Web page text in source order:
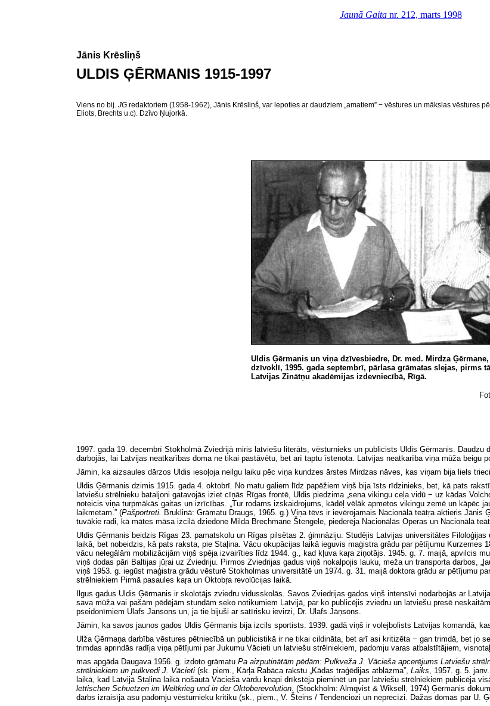
Jaunā Gaitanr. 212, marts 1998
Jānis Krēsliņš
ULDIS ĢĒRMANIS 1915-1997
Viens no bij. JG redaktoriem (1958-1962), Jānis Krēsliņš, var lepoties ar daudziem „amatiem” − vēstures un mākslas vēstures
Eliots, Brechts u.c). Dzīvo Ņujorkā.
Uldis Ģērmanis un viņa dzīvesbiedre, Dr. med. Mirdza
dzīvoklī, 1995. gada septembrī, pārlasa grāmatas slejas, pirms
Latvijas Zinātņu akadēmijas izdevniecībā, Rīgā.
1997. gada 19. decembrī Stokholmā Zviedrijā miris latviešu literāts, vēsturnieks un publicists Uldis Ģērmanis.
darbojās, lai Latvijas neatkarības doma ne tikai pastāvētu, bet arī taptu īstenota. Latvijas neatkarība viņa mūža beigu
Jāmin, ka aizsaules dārzos Uldis iesoļoja neilgu laiku pēc viņa kundzes ārstes Mirdzas nāves, kas viņam bija liels
Uldis Ģērmanis dzimis 1915. gada 4. oktobrī. No matu galiem līdz papēžiem viņš bija īsts rīdzinieks, bet, kā pats
latviešu strēlnieku bataljoni gatavojās iziet cīņās Rīgas frontē, Uldis piedzima „sena vikingu ceļa vidū − uz kādas
noteicis viņa turpmākās gaitas un izrīcības. „Tur rodams izskaidrojums, kādēļ vēlāk apmetos vikingu zemē un kāpēc
laikmetam.” (Pašportreti. Bruklinā: Grāmatu Draugs, 1965. g.) Viņa tēvs ir ievērojamais Nacionālā teātŗa aktieris
tuvākie radi, kā mātes māsa izcilā dziedone Milda Brechmane Štengele, piederēja Nacionālās Operas un Nacionālā
Uldis Ģērmanis beidzis Rīgas 23. pamatskolu un Rīgas pilsētas 2. ģimnāziju. Studējis Latvijas universitātes
laikā, bet nobeidzis, kā pats raksta, pie Staļina. Vācu okupācijas laikā ieguvis maģistra grādu par pētījumu
vācu nelegālām mobilizācijām viņš spēja izvairīties līdz 1944. g., kad kļuva kaŗa ziņotājs. 1945. g. 7. maijā, apvilcis
viņš dodas pāri Baltijas jūŗai uz Zviedriju. Pirmos Zviedrijas gadus viņš nokalpojis lauku, meža un transporta darbos,
viņš 1953. g. iegūst maģistra grādu vēsturē Stokholmas universitātē un 1974. g. 31. maijā doktora grādu ar pētījumu
strēlniekiem Pirmā pasaules kaŗa un Oktobŗa revolūcijas laikā.
Ilgus gadus Uldis Ģērmanis ir skolotājs zviedru vidusskolās. Savos Zviedrijas gados viņš intensīvi nodarbojās ar
sava mūža vai pašām pēdējām stundām seko notikumiem Latvijā, par ko publicējis zviedru un latviešu presē
pseidonīmiem Ulafs Jansons un, ja tie bijuši ar satīrisku ievirzi, Dr. Ulafs Jāņsons.
Jāmin, ka savos jaunos gados Uldis Ģērmanis bija izcils sportists. 1939. gadā viņš ir volejbolists Latvijas komandā,
Ulža Ģērmaņa darbība vēstures pētniecībā un publicistikā ir ne tikai cildināta, bet arī asi kritizēta − gan trimdā, bet jo
trimdas aprindās radīja viņa pētījumi par Jukumu Vācieti un latviešu strēlniekiem, padomju varas atbalstītājiem,
mas apgāda Daugava 1956. g. izdoto grāmatu Pa aizputinātām pēdām: Pulkveža J. Vācieša apcerējums Latviešu
strēlniekiem un pulkvedi J. Vācieti (sk. piem., Kārļa Rabāca rakstu „Kādas traģēdijas atblāzma”, Laiks, 1957. g. 5. janv.
laikā, kad Latvijā Staļina laikā nošautā Vācieša vārdu knapi drīkstēja pieminēt un par latviešu strēlniekiem publicēja
lettischen Schuetzen im Weltkrieg und in der Oktoberevolution. (Stockholm: Almqvist & Wiksell, 1974) Ģērmanis
darbs izraisīja asu padomju vēsturnieku kritiku (sk., piem., V. Šteins / Tendenciozi un neprecīzi. Dažas domas par U.